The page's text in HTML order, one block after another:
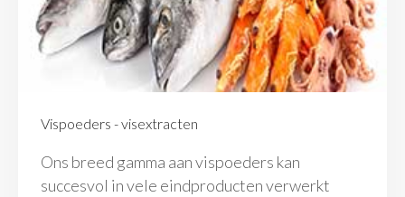
Vispoeders - visextracten
Ons breed gamma aan vispoeders kan
succesvol in vele eindproducten verwerkt